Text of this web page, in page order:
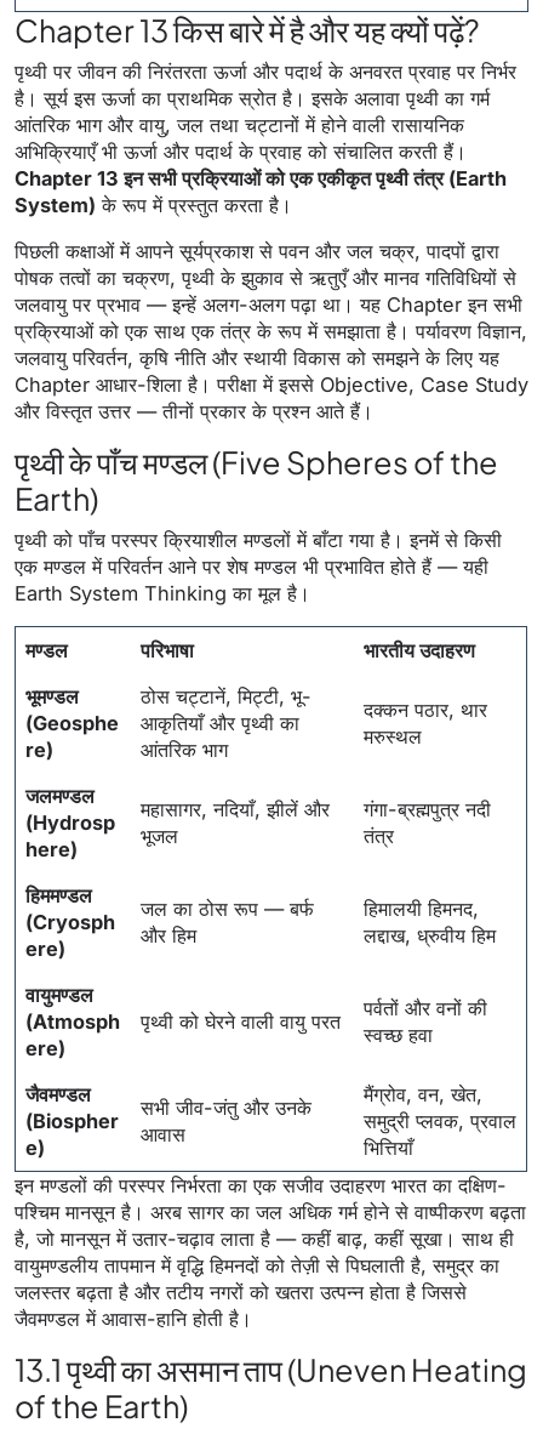
Chapter 13 किस बारे में है और यह क्यों पढ़ें?
पृथ्वी पर जीवन की निरंतरता ऊर्जा और पदार्थ के अनवरत प्रवाह पर निर्भर
है। सूर्य इस ऊर्जा का प्राथमिक स्रोत है। इसके अलावा पृथ्वी का गर्म
आंतरिक भाग और वायु, जल तथा चट्टानों में होने वाली रासायनिक
अभिक्रियाएँ भी ऊर्जा और पदार्थ के प्रवाह को संचालित करती हैं।
Chapter 13 इन सभी प्रक्रियाओं को एक एकीकृत पृथ्वी तंत्र (Earth
System) के रूप में प्रस्तुत करता है।
पिछली कक्षाओं में आपने सूर्यप्रकाश से पवन और जल चक्र, पादपों द्वारा
पोषक तत्वों का चक्रण, पृथ्वी के झुकाव से ऋतुएँ और मानव गतिविधियों से
जलवायु पर प्रभाव — इन्हें अलग-अलग पढ़ा था। यह Chapter इन सभी
प्रक्रियाओं को एक साथ एक तंत्र के रूप में समझाता है। पर्यावरण विज्ञान,
जलवायु परिवर्तन, कृषि नीति और स्थायी विकास को समझने के लिए यह
Chapter आधार-शिला है। परीक्षा में इससे Objective, Case Study
और विस्तृत उत्तर — तीनों प्रकार के प्रश्न आते हैं।
पृथ्वी के पाँच मण्डल (Five Spheres of the
Earth)
पृथ्वी को पाँच परस्पर क्रियाशील मण्डलों में बाँटा गया है। इनमें से किसी
एक मण्डल में परिवर्तन आने पर शेष मण्डल भी प्रभावित होते हैं — यही
Earth System Thinking का मूल है।
मण्डल परिभाषा
भारतीय उदाहरण
भूमण्डल
(Geosphe
re)
ठोस चट्टानें, मिट्टी, भू-
आकृतियाँ और पृथ्वी का
आंतरिक भाग
दक्कन पठार, थार
मरुस्थल
जलमण्डल
(Hydrosp
here)
महासागर, नदियाँ, झीलें और
भूजल
गंगा-ब्रह्मपुत्र नदी
तंत्र
हिममण्डल
(Cryosph
ere)
जल का ठोस रूप — बर्फ
और हिम
हिमालयी हिमनद,
लद्दाख, ध्रुवीय हिम
वायुमण्डल
(Atmosph
ere)
पृथ्वी को घेरने वाली वायु परत
पर्वतों और वनों की
स्वच्छ हवा
जैवमण्डल
(Biospher
e)
सभी जीव-जंतु और उनके
आवास
मैंग्रोव, वन, खेत,
समुद्री प्लवक, प्रवाल
भित्तियाँ
इन मण्डलों की परस्पर निर्भरता का एक सजीव उदाहरण भारत का दक्षिण-
पश्चिम मानसून है। अरब सागर का जल अधिक गर्म होने से वाष्पीकरण बढ़ता
है, जो मानसून में उतार-चढ़ाव लाता है — कहीं बाढ़, कहीं सूखा। साथ ही
वायुमण्डलीय तापमान में वृद्धि हिमनदों को तेज़ी से पिघलाती है, समुद्र का
जलस्तर बढ़ता है और तटीय नगरों को खतरा उत्पन्न होता है जिससे
जैवमण्डल में आवास-हानि होती है।
13.1 पृथ्वी का असमान ताप (Uneven Heating
of the Earth)